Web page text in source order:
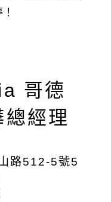
哥德
經理
路512-5號5